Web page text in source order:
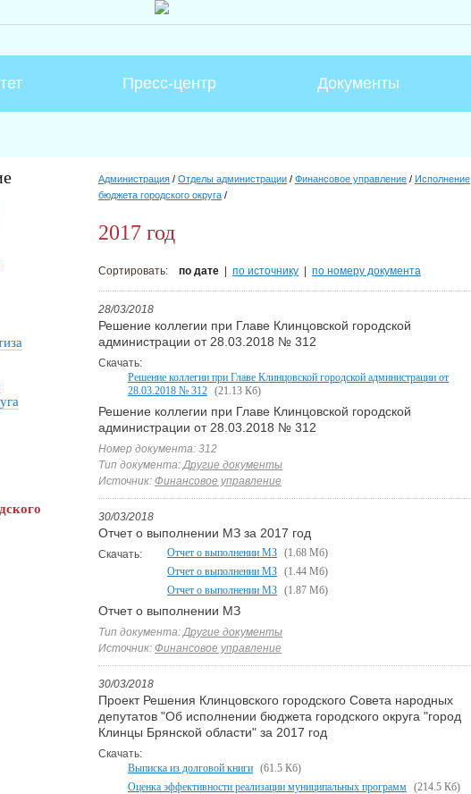
Пресс-центр Документы
Администрация / Отделы администрации / Финансовое управление / Исполнение
бюджета городского округа /
2017 год
Сортировать: по дате по источнику по номеру документа
28/03/2018
Решение коллегии при Главе Клинцовской городской
администрации от 28.03.2018 № 312
Скачать:
Решение коллегии при Главе Клинцовской городской администрации от
28.03.2018 № 312 (21.13 Кб)
Решение коллегии при Главе Клинцовской городской
администрации от 28.03.2018 № 312
Номер документа: 312
Тип документа:Другие документы
Источник: Финансовое управление
30/03/2018
Отчет о выполнении МЗ за 2017 год
Скачать: Отчет о выполнении МЗ (1.68 Мб)
Отчет о выполнении МЗ (1.44 Мб)
Отчет о выполнении МЗ (1.87 Мб)
Отчет о выполнении МЗ
Тип документа:Другие документы
Источник: Финансовое управление
30/03/2018
Проект Решения Клинцовского городского Совета народных
депутатов "Об исполнении бюджета городского округа "город
Клинцы Брянской области" за 2017 год
Скачать:
Выписка из долговой книги (61.5 Кб)
Оценка эффективности реализации муниципальных программ (214.5 Кб)